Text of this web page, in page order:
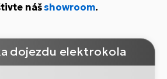
nášshowroom.
dojezdu elektrokola